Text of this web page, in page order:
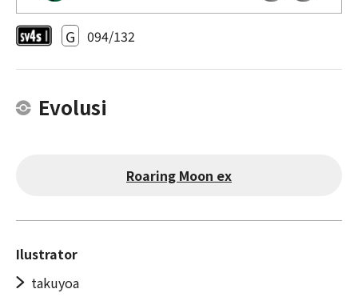
G 094/132
Evolusi
Roaring Moon ex
Ilustrator
takuyoa